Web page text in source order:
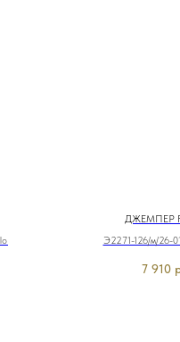
ДЖЕМПЕР
Э2271-126/м/26-
7 910